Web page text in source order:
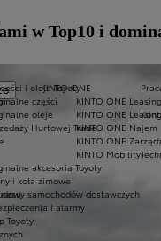
KINTO ONE
KINTO ONE
KINTO ONE
KINTO ONE Najem
KINTO ONE
KINTO Mobility
i oleje Toyoty
części
oleje
Hurtowej Trade
akcesoria Toyoty
i koła zimowe
samochodów dostawczych
i alarmy
Toyoty
w Top10 i